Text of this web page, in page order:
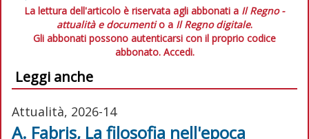
La lettura dell'articolo è riservata agli abbonati a Il Regno -
attualità e documentio a Il Regno digitale.
Gli abbonati possono autenticarsi con il proprio codice
abbonato. Accedi.
Leggi anche
Attualità, 2026-14
A. Fabris, La filosofia nell'epoca